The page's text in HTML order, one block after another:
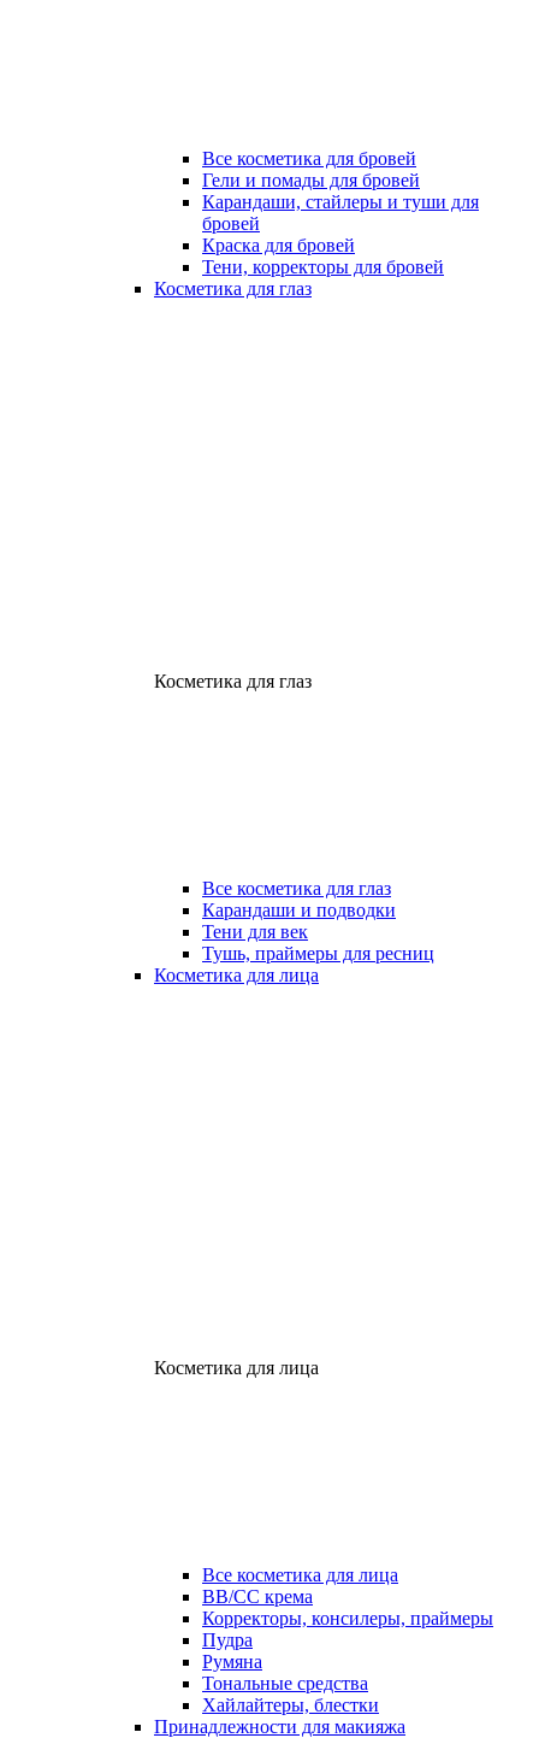
Все косметика для бровей
Гели и помады для бровей
Карандаши, стайлеры и туши для
бровей
Краска для бровей
Тени, корректоры для бровей
Косметика для глаз
Косметика для глаз
Все косметика для глаз
Карандаши и подводки
Тени для век
Тушь, праймеры для ресниц
Косметика для лица
Косметика для лица
Все косметика для лица
ВВ/СС крема
Корректоры, консилеры, праймеры
Пудра
Румяна
Тональные средства
Хайлайтеры, блестки
Принадлежности для макияжа